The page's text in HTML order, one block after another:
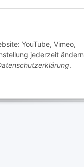
YouTube, Vimeo,
jederzeit ändern
.